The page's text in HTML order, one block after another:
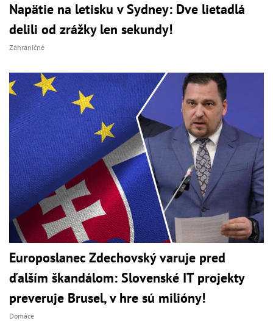
Napätie na letisku v Sydney: Dve lietadlá
delili od zrážky len sekundy!
Zahraničné
Europoslanec Zdechovský varuje pred
ďalším škandálom: Slovenské IT projekty
preveruje Brusel, v hre sú milióny!
Domáce